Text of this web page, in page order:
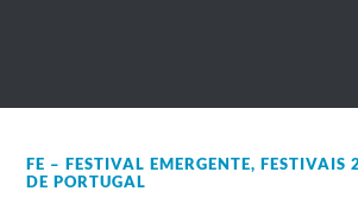
FE – FESTIVAL EMERGENTE,FESTIVAIS
DE PORTUGAL